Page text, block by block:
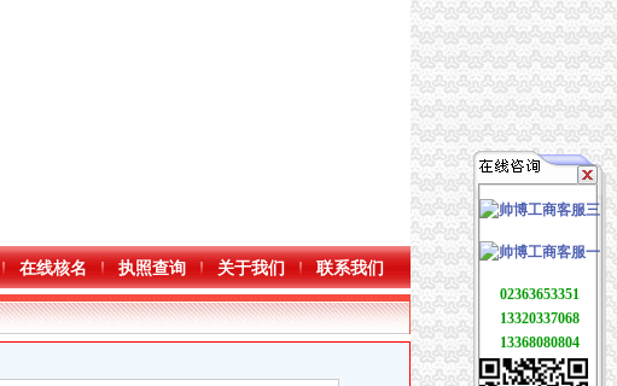
在线核名 执照查询 关于我们 联系我们
02363653351
13320337068
13368080804